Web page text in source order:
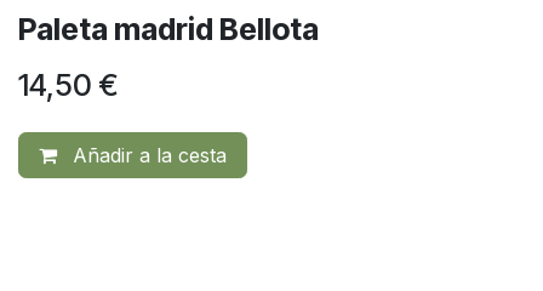
Paleta madrid Bellota
14,50 €
Añadir a la cesta